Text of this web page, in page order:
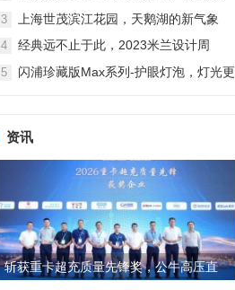
3 上海世茂滨江花园，天鹅湖的新气象
4
经典远不止于此，2023米兰设计周
5
闪浦珍藏版Max系列-护眼灯泡，灯光更
资讯
斩获重卡超充质量先锋奖，公牛高压直